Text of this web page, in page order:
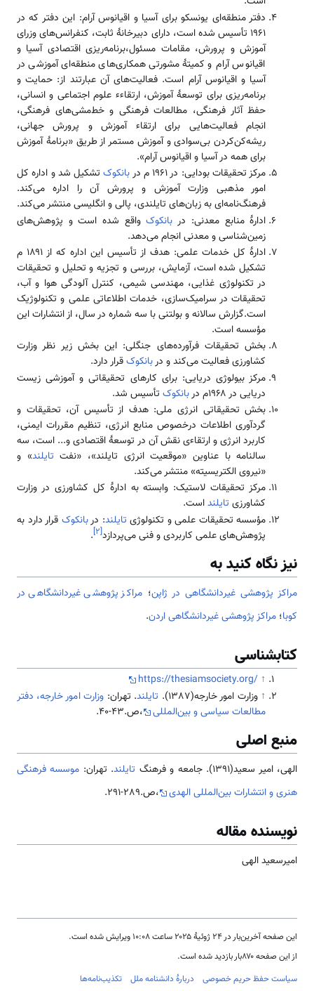
دفتر منطقه‌ای یونسکو برای آسیا و اقیانوس آرام: این دفتر که در
۱۹۶۱ تأسیس شده است، دارای دبیرخانهٔ ثابت، کنفرانس‌های وزرای
آموزش و پرورش، مقامات مسئول،برنامه‌ریزی اقتصادی آسیا و
اقیانوس آرام و کمیتهٔ مشورتی همکاری‌های منطقه‌ای آموزشی در
آسیا و اقیانوس آرام است. فعالیت‌های آن عبارتند از: حمایت و
برنامه‌ریزی برای توسعهٔ آموزش، ارتقاءء علوم اجتماعی و انسانی،
حفظ آثار فرهنگی، مطالعات فرهنگی و خط‌مشی‌های فرهنگی،
انجام فعالیت‌هایی برای ارتقاء آموزش و پرورش جهانی،
ریشه‌کن‌کردن بی‌سوادی و آموزش مستمر از طریق «برنامهٔ آموزش
برای همه در آسیا و اقیانوس آرام».
مرکز تحقیقات بودایی: در ۱۹۶۱ م در
بانکوکتشکیل شد و اداره کل
امور مذهبی وزارت آموزش و پرورش آن را اداره می‌کند.
فرهنگ‌نامه‌ای به زبان‌های تایلندی، پالی و انگلیسی منتشر می‌کند.
ادارهٔ منابع معدنی: در بانکوکواقع شده است و پژوهش‌های
زمین‌شناسی و معدنی انجام می‌دهد.
ادارهٔ کل خدمات علمی: هدف از تأسیس این اداره که از ۱۸۹۱ م
تشکیل شده است، آزمایش، بررسی و تجزیه و تحلیل و تحقیقات
در تکنولوژی غذایی، مهندسی شیمی، کنترل آلودگی هوا و آب،
تحقیقات در سرامیک‌سازی، خدمات اطلاعاتی علمی و تکنولوژیک
است.گزارش سالانه و بولتنی با سه شماره در سال، از انتشارات این
مؤسسه است.
بخش تحقیقات فرآورده‌های جنگلی: این بخش زیر نظر وزارت
کشاورزی فعالیت می‌کند و دربانکوکقرار دارد.
مرکز بیولوژی دریایی: برای کارهای تحقیقاتی و آموزشی زیست
دریایی در ۱۹۶۸م در
بانکوکتأسیس شد.
بخش تحقیقاتی انرژی ملی: هدف از تأسیس آن، تحقیقات و
گردآوری اطلاعات درخصوص منابع انرژی، تنظیم مقررات ایمنی،
کاربرد انرژی و ارتقاءی نقش آن در توسعهٔ اقتصادی و... است، سه
سالنامه با عناوین «موقعیت انرژی تایلند»، «نفت تایلند» و
«نیروی الکتریسیته» منتشر می‌کند.
مرکز تحقیقات لاستیک: وابسته به ادارهٔ کل کشاورزی در وزارت
کشاورزی تایلنداست.
مؤسسه تحقیقات علمی و تکنولوژی تایلند: دربانکوک قرار دارد به
پژوهش‌های علمی کاربردی و فنی می‌پردازد[۲]
.
نیز نگاه کنید به
مراكز پژوهشی غيردانشگاهی در ژاپن؛ مراكز پژوهشی غيردانشگاهی در
کوبا؛ مراكز پژوهشی غیردانشگاهی اردن.
کتابشناسی
↑
https://thesiamsociety.org/
↑ وزارت امور خارجه(1387). تایلند. تهران: وزارت امور خارجه، دفتر
مطالعات سیاسی و بین‌المللی
،ص.43-40.
منبع اصلی
الهی، امیر سعید(1391). جامعه و فرهنگ تایلند. تهران: موسسه فرهنگی
هنری و انتشارات بین‌المللی الهدی
،ص.289-291.
نویسنده مقاله
امیرسعید الهی
این صفحه آخرین‌بار در ‏۲۴ ژوئیهٔ ۲۰۲۵ ساعت ‏۱۰:۰۸ ویرایش شده است.
از این صفحه ۸۷۰بار بازدید شده است.
سیاست حفظ حریم خصوصی
دربارهٔ دانشنامه ملل تکذیب‌نامه‌ها